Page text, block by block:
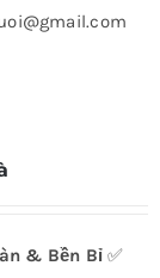
& Bền Bỉ ✅